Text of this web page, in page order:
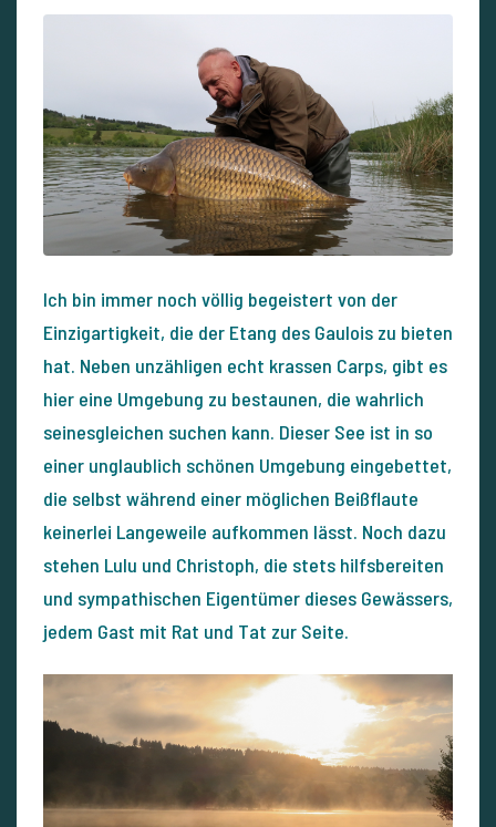
Ich bin immer noch völlig begeistert von der
Einzigartigkeit, die der Etang des Gaulois zu bieten
hat. Neben unzähligen echt krassen Carps, gibt es
hier eine Umgebung zu bestaunen, die wahrlich
seinesgleichen suchen kann. Dieser See ist in so
einer unglaublich schönen Umgebung eingebettet,
die selbst während einer möglichen Beißflaute
keinerlei Langeweile aufkommen lässt. Noch dazu
stehen Lulu und Christoph, die stets hilfsbereiten
und sympathischen Eigentümer dieses Gewässers,
jedem Gast mit Rat und Tat zur Seite.